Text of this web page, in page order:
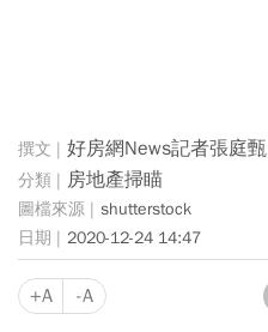
好房網News記者張庭甄
房地產掃瞄
shutterstock
2020-12-24 14:47
+A -A